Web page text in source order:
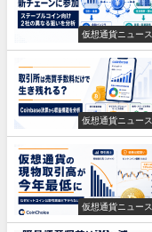
仮想通貨ニュース
仮想通貨ニュース
仮想通貨ニュース